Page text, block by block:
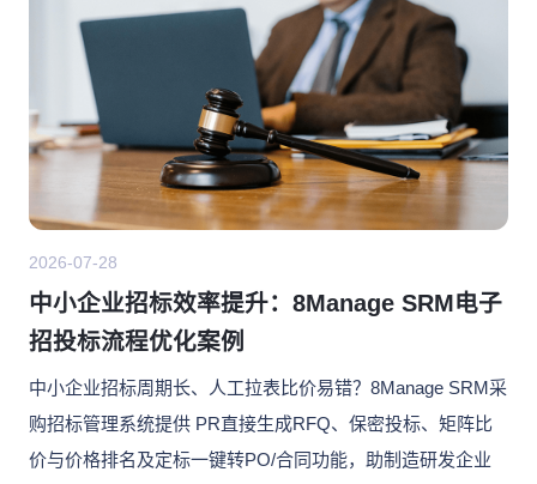
2026-07-28
中小企业招标效率提升：8Manage SRM电子
招投标流程优化案例
中小企业招标周期长、人工拉表比价易错？8Manage SRM采
购招标管理系统提供 PR直接生成RFQ、保密投标、矩阵比
价与价格排名及定标一键转PO/合同功能，助制造研发企业